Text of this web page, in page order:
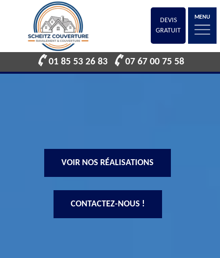
DEVIS
GRATUIT
MENU
01 85 53 26 83 07 67 00 75 58
VOIR NOS RÉALISATIONS
CONTACTEZ-NOUS !